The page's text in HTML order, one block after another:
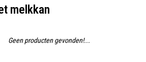
melkkan
Geen producten gevonden!...